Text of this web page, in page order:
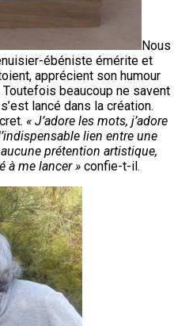
Nous
ébéniste émérite et
apprécient son humour
beaucoup ne savent
lancé dans la création.
« J’adore les mots, j’adore
lien entre une
prétention artistique,
à me lancer » confie-t-il.